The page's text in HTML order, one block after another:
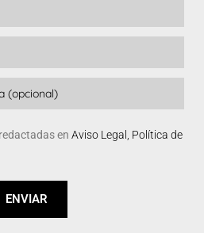
en Aviso Legal, Política de
ENVIAR